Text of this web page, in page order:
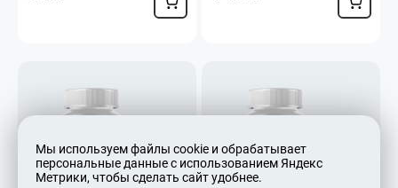
Мы используем файлы cookie и обрабатывает
персональные данные с использованием Яндекс
Метрики, чтобы сделать сайт удобнее.